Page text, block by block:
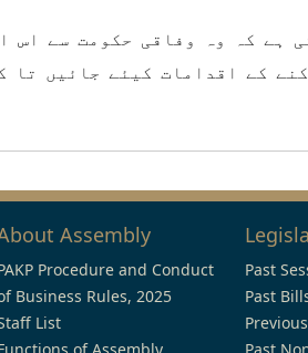
ہے کہ وہ وفاقی حکومت سے اس
کے اقدامات کیئے جائیں تا
Assembly
Procedure and Conduct
Business Rules, 2025
List
Past
Past